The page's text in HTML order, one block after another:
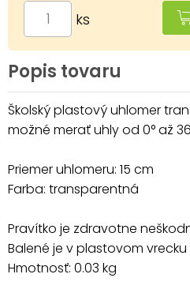
ks
Popis tovaru
Školský plastový uhlomer
možné merať uhly od 0° až
Priemer uhlomeru: 15 cm
Farba: transparentná
Pravítko je zdravotne
Balené je v plastovom
Hmotnosť: 0.03 kg